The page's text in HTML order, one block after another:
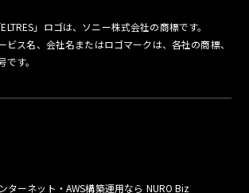
ELTRES」ロゴは、ソニー株式会社の商標です。
ビス名、会社名またはロゴマークは、各社の商標、
す。
ターネット・AWS構築運用なら NURO Biz